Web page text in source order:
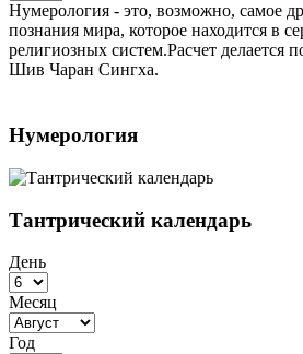
Нумерология - это, возможно, самое
познания мира, которое находится в
религиозных систем.Расчет делается
Шив Чаран Сингха.
Нумерология
Тантрический календарь
День
Месяц
Год